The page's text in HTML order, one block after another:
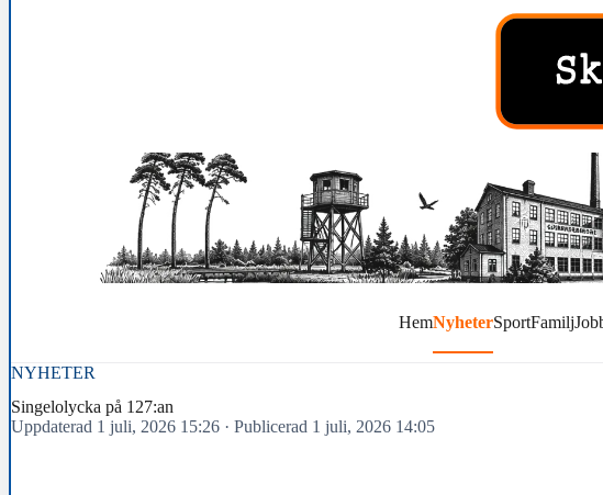
HemNyheterSportFamilj
NYHETER
Singelolycka på 127:an
Uppdaterad 1 juli, 2026 15:26 · Publicerad 1 juli, 2026 14:05